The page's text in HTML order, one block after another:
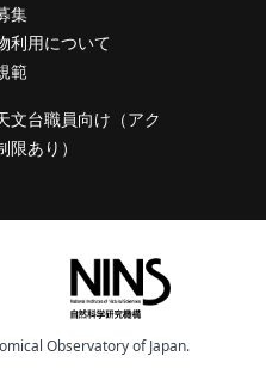
集
利用について
範
文台職員向け（アク
限あり）
Observatory of Japan.